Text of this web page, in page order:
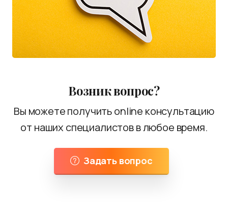
Возник вопрос?
Вы можете получить online консультацию
от наших специалистов в любое время.
Задать вопрос